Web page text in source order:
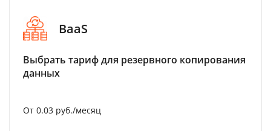
BaaS
Выбрать тариф для резервного копирования
данных
От 0.03 руб./месяц